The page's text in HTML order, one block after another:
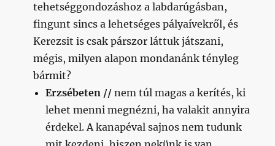
tehetséggondozáshoz a labdarúgásban,
fingunt sincs a lehetséges pályaívekről, és
Kerezsit is csak párszor láttuk játszani,
mégis, milyen alapon mondanánk tényleg
bármit?
Erzsébeten // nem túl magas a kerítés, ki
lehet menni megnézni, ha valakit annyira
érdekel. A kanapéval sajnos nem tudunk